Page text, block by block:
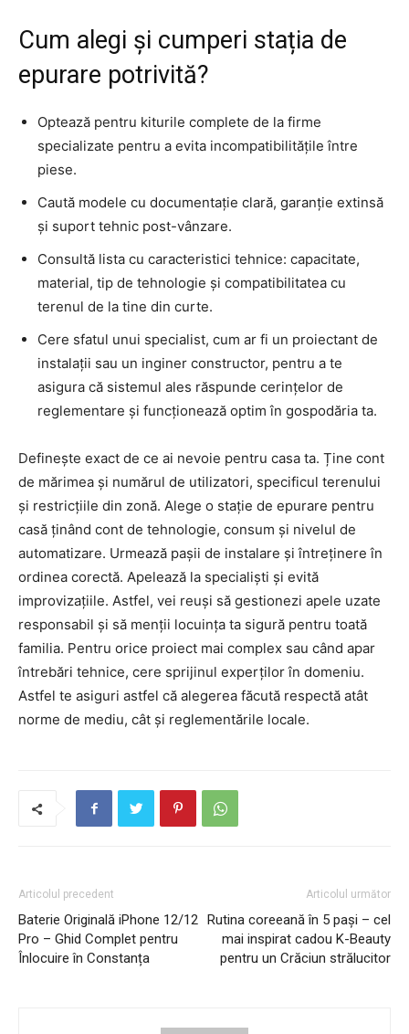
Cum alegi și cumperi stația de
epurare potrivită?
Optează pentru kiturile complete de la firme
specializate pentru a evita incompatibilitățile între
piese.
Caută modele cu documentație clară, garanție extinsă
și suport tehnic post-vânzare.
Consultă lista cu caracteristici tehnice: capacitate,
material, tip de tehnologie și compatibilitatea cu
terenul de la tine din curte.
Cere sfatul unui specialist, cum ar fi un proiectant de
instalații sau un inginer constructor, pentru a te
asigura că sistemul ales răspunde cerințelor de
reglementare și funcționează optim în gospodăria ta.
Definește exact de ce ai nevoie pentru casa ta. Ține cont
de mărimea și numărul de utilizatori, specificul terenului
și restricțiile din zonă. Alege o stație de epurare pentru
casă ținând cont de tehnologie, consum și nivelul de
automatizare. Urmează pașii de instalare și întreținere în
ordinea corectă. Apelează la specialiști și evită
improvizațiile. Astfel, vei reuși să gestionezi apele uzate
responsabil și să menții locuința ta sigură pentru toată
familia. Pentru orice proiect mai complex sau când apar
întrebări tehnice, cere sprijinul experților în domeniu.
Astfel te asiguri astfel că alegerea făcută respectă atât
norme de mediu, cât și reglementările locale.
Articolul precedent
Baterie Originală iPhone 12/12
Pro – Ghid Complet pentru
Înlocuire în Constanța
Articolul următor
Rutina coreeană în 5 pași – cel
mai inspirat cadou K-Beauty
pentru un Crăciun strălucitor